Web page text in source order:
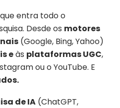
entra todo o
Desde os motores
(Google, Bing, Yahoo)
eàs plataformas UGC,
ou o YouTube. E
de IA (ChatGPT,